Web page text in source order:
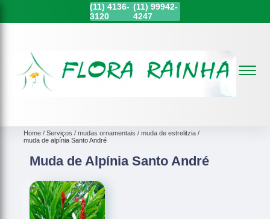
(11) 4136-
3120
(11)99942-
4247
Home Serviços mudas ornamentais
muda de estrelitzia
muda de alpínia Santo André
Muda de Alpínia Santo André